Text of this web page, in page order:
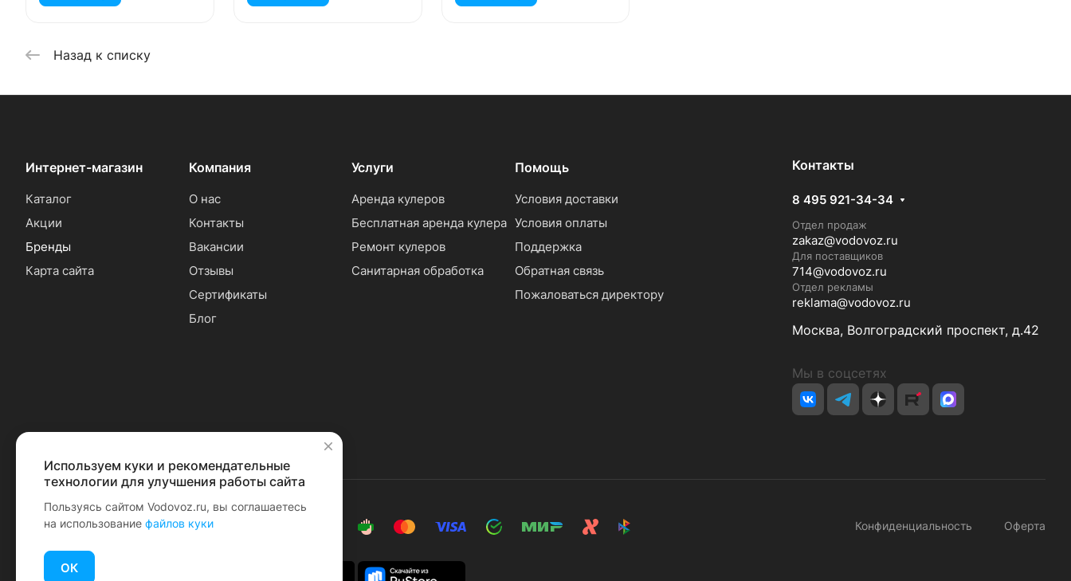
Назад к списку
Интернет-магазин
Каталог
Акции
Бренды
Карта сайта
Компания
О нас
Контакты
Вакансии
Отзывы
Сертификаты
Блог
Услуги
Аренда кулеров
Бесплатная аренда кулера
Ремонт кулеров
Санитарная обработка
Помощь
Условия доставки
Условия оплаты
Поддержка
Обратная связь
Пожаловаться директору
Контакты
8 495 921-34-34
Отдел продаж
zakaz@vodovoz.ru
Для поставщиков
714@vodovoz.ru
Отдел рекламы
reklama@vodovoz.ru
Москва, Волгоградский проспект, д.42
Мы в соцсетях
© 2026 Водовоз.RU Конфиденциальность Оферта
✕
Используем куки и рекомендательные
технологии для улучшения работы сайта
Пользуясь сайтом Vodovoz.ru, вы соглашаетесь
на использование файлов куки
ОК